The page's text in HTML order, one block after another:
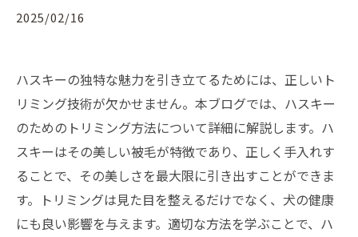
2025/02/16
ハスキーの独特な魅力を引き立てるためには、正しいト
リミング技術が欠かせません。本ブログでは、ハスキー
のためのトリミング方法について詳細に解説します。ハ
スキーはその美しい被毛が特徴であり、正しく手入れす
ることで、その美しさを最大限に引き出すことができま
す。トリミングは見た目を整えるだけでなく、犬の健康
にも良い影響を与えます。適切な方法を学ぶことで、ハ